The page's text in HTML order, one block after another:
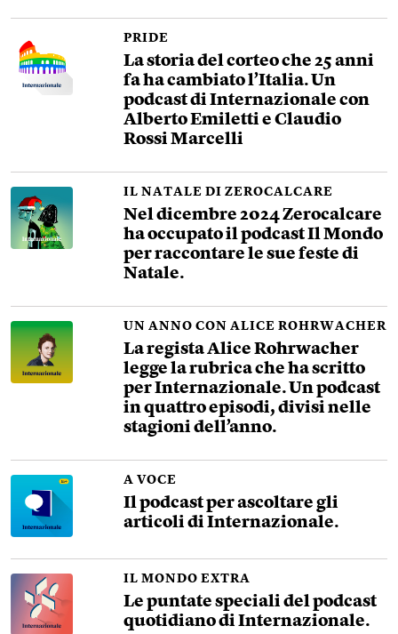
PRIDE
La storia del corteo che 25 anni
fa ha cambiato l’Italia. Un
podcast di Internazionale con
Alberto Emiletti e Claudio
Rossi Marcelli
IL NATALE DI ZEROCALCARE
Nel dicembre 2024 Zerocalcare
ha occupato il podcast Il Mondo
per raccontare le sue feste di
Natale.
UN ANNO CON ALICE ROHRWACHER
La regista Alice Rohrwacher
legge la rubrica che ha scritto
per Internazionale. Un podcast
in quattro episodi, divisi nelle
stagioni dell’anno.
A VOCE
Il podcast per ascoltare gli
articoli di Internazionale.
IL MONDO EXTRA
Le puntate speciali del podcast
quotidiano di Internazionale.